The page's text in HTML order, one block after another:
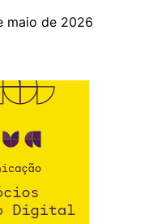
de 2026